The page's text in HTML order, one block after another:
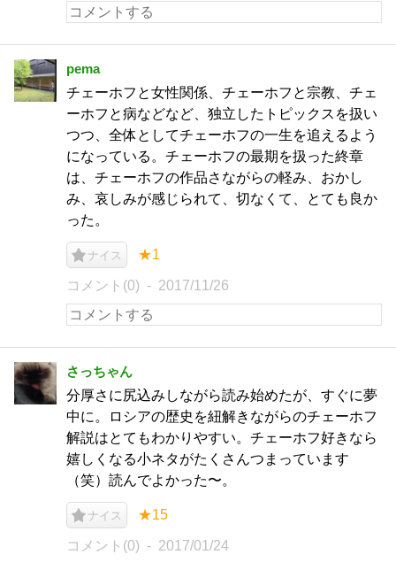
pema
チェーホフと女性関係、チェーホフと宗教、チェ
ーホフと病などなど、独立したトピックスを扱い
つつ、全体としてチェーホフの一生を追えるよう
になっている。チェーホフの最期を扱った終章
は、チェーホフの作品さながらの軽み、おかし
み、哀しみが感じられて、切なくて、とても良か
った。
ナイス ★1
コメント(0) 2017/11/26
さっちゃん
分厚さに尻込みしながら読み始めたが、すぐに夢
中に。ロシアの歴史を紐解きながらのチェーホフ
解説はとてもわかりやすい。チェーホフ好きなら
嬉しくなる小ネタがたくさんつまっています
（笑）読んでよかった〜。
ナイス ★15
コメント(0) 2017/01/24